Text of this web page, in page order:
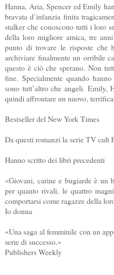
Hanna, Aria, Spencer ed Emily
bravata d’infanzia finita
stalker che conoscono tutti i loro
della loro migliore amica, tre
punto di trovare le risposte che
archiviare finalmente un orribile
questo è ciò che sperano. Non
fine. Specialmente quando
sono tutt’altro che angeli. Emily,
quindi affrontare un nuovo,
Bestseller del New York Times
Da questi romanzi la serie TV cult
Hanno scritto dei libri precedenti
«Giovani, carine e bugiarde è un
per quanto rivali, le quattro
comportarsi come ragazze della
Io donna
«Una saga al femminile con un
serie di successo.»
Publishers Weekly